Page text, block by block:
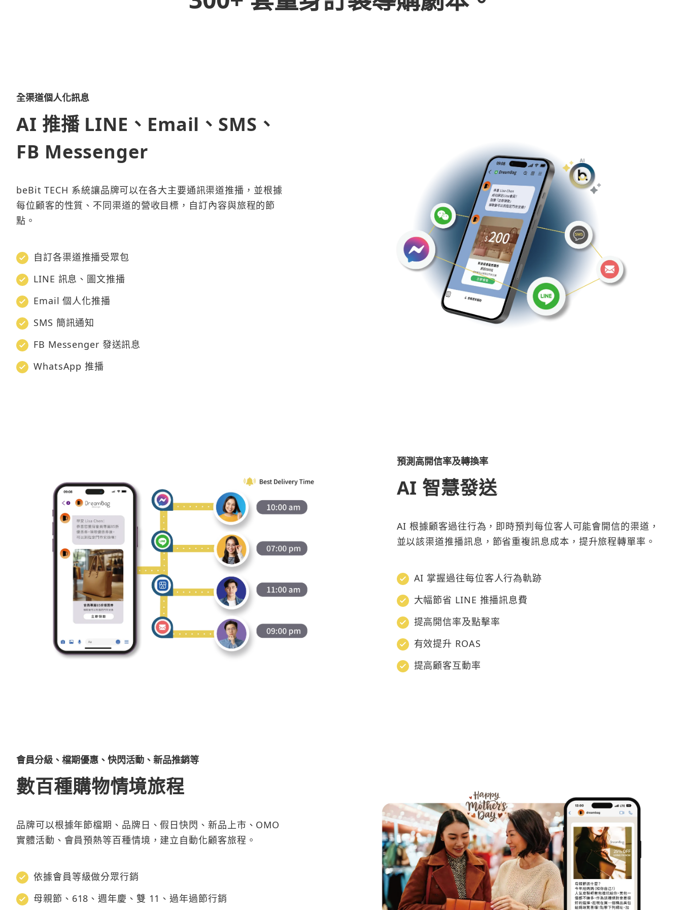
全渠道個人化訊息
AI 推播 LINE、Email、SMS、
FB Messenger
beBit TECH 系統讓品牌可以在各大主要通訊渠道推播，並根據
每位顧客的性質、不同渠道的營收目標，自訂內容與旅程的節
點。
自訂各渠道推播受眾包
LINE 訊息、圖文推播
Email 個人化推播
SMS 簡訊通知
FB Messenger 發送訊息
WhatsApp 推播
預測高開信率及轉換率
AI 智慧發送
AI 根據顧客過往行為，即時預判每位客人可能會開信的渠道，
並以該渠道推播訊息，節省重複訊息成本，提升旅程轉單率。
AI 掌握過往每位客人行為軌跡
大幅節省 LINE 推播訊息費
提高開信率及點擊率
有效提升 ROAS
提高顧客互動率
會員分級、檔期優惠、快閃活動、新品推銷等
數百種購物情境旅程
品牌可以根據年節檔期、品牌日、假日快閃、新品上市、OMO
實體活動、會員預熱等百種情境，建立自動化顧客旅程。
依據會員等級做分眾行銷
母親節、618、週年慶、雙 11、過年過節行銷